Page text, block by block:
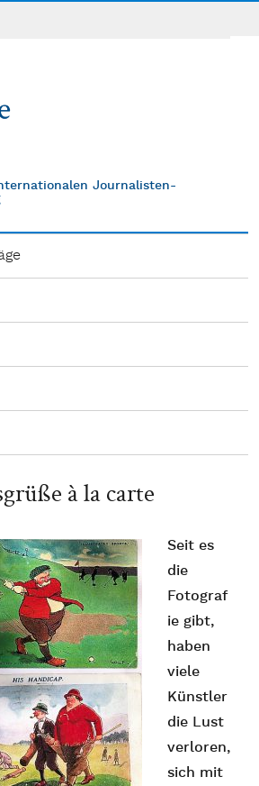
Journalisten-
à la carte
Seit es
die
Fotograf
ie gibt,
haben
viele
Künstler
die Lust
verloren,
sich mit